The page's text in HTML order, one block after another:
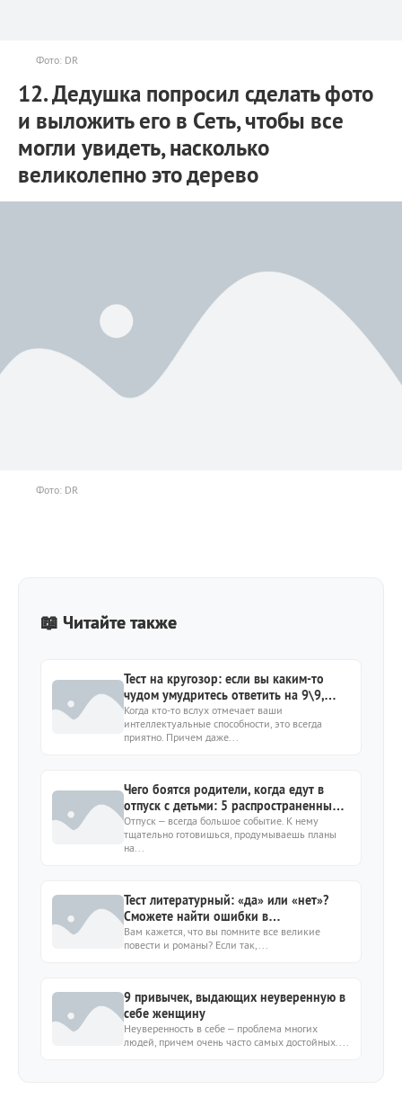
Фото: DR
12. Дедушка попросил сделать фото
и выложить его в Сеть, чтобы все
могли увидеть, насколько
великолепно это дерево
Фото: DR
📖 Читайте также
Тест на кругозор: если вы каким-то
чудом умудритесь ответить на 9\9,
перед вашим интеллектом надо
снимать шляпу
Когда кто-то вслух отмечает ваши
интеллектуальные способности, это всегда
приятно. Причем даже...
Чего боятся родители, когда едут в
отпуск с детьми: 5 распространенных
страхов
Отпуск – всегда большое событие. К нему
тщательно готовишься, продумываешь планы
на...
Тест литературный: «да» или «нет»?
Сможете найти ошибки в
утверждениях?
Вам кажется, что вы помните все великие
повести и романы? Если так,...
9 привычек, выдающих неуверенную в
себе женщину
Неуверенность в себе – проблема многих
людей, причем очень часто самых достойных....